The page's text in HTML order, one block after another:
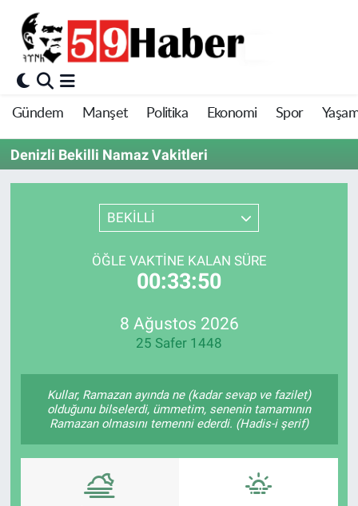
Gündem Manşet Politika Ekonomi Spor
Denizli Bekilli Namaz Vakitleri
BEKİLLİ
ÖĞLE VAKTINE KALAN SÜRE
00:33:50
8 Ağustos 2026
25 Safer 1448
Kullar, Ramazan ayında ne (kadar sevap ve fazilet)
olduğunu bilselerdi, ümmetim, senenin tamamının
Ramazan olmasını temenni ederdi. (Hadis-i şerif)